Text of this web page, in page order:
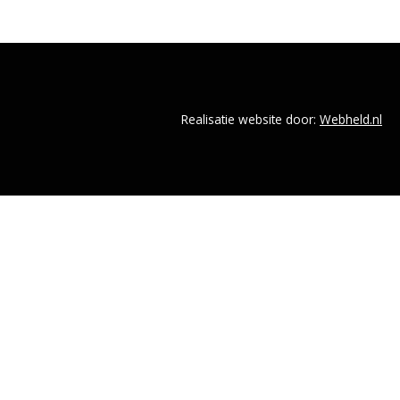
Realisatie website door: Webheld.nl